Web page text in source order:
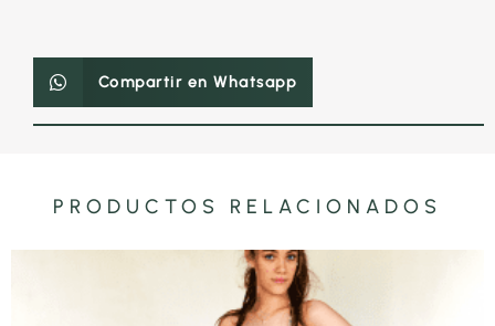
Compartir en Whatsapp
PRODUCTOS RELACIONADOS